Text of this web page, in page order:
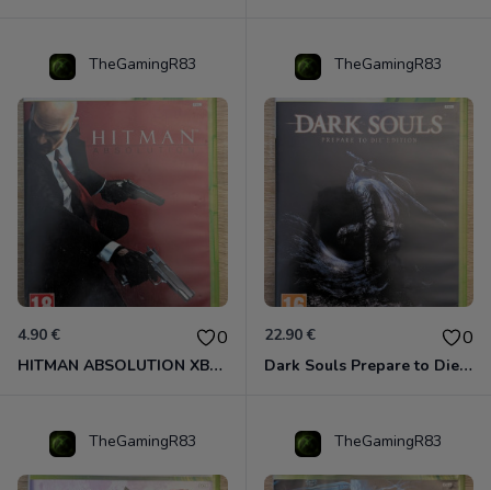
TheGamingR83
4.90 € 0
HITMAN ABSOLUTION XBOX 360
TheGamingR83
22.90 € 0
Dark Souls Prepare to Die Edition XBOX 360
TheGamingR83 TheGamingR83